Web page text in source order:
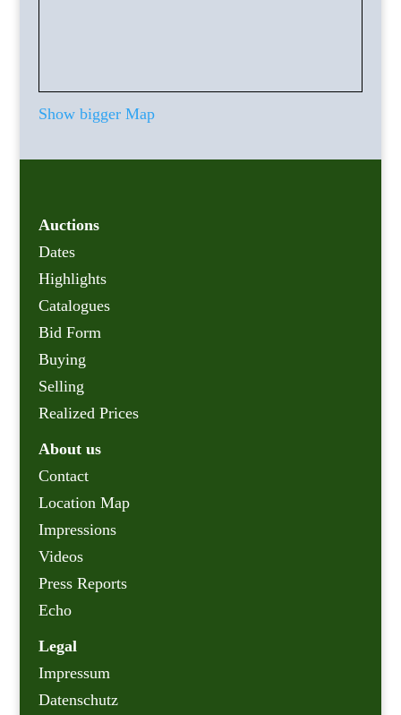
Show bigger Map
Auctions
Dates
Highlights
Catalogues
Bid Form
Buying
Selling
Realized Prices
About us
Contact
Location Map
Impressions
Videos
Press Reports
Echo
Legal
Impressum
Datenschutz